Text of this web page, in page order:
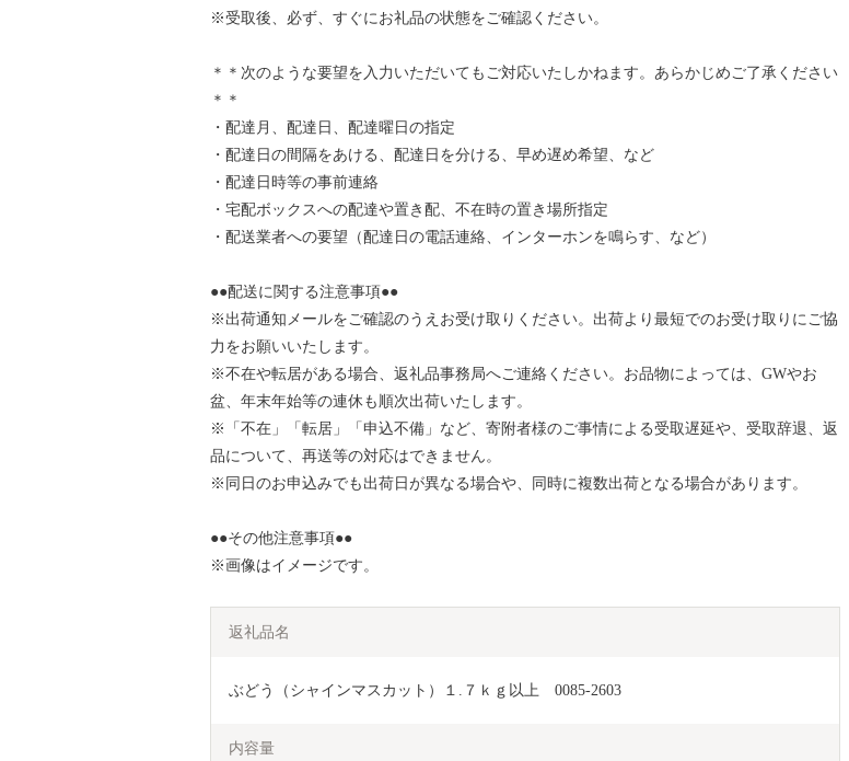
※受取後、必ず、すぐにお礼品の状態をご確認ください。
＊＊次のような要望を入力いただいてもご対応いたしかねます。あらかじめご了承ください
＊＊
・配達月、配達日、配達曜日の指定
・配達日の間隔をあける、配達日を分ける、早め遅め希望、など
・配達日時等の事前連絡
・宅配ボックスへの配達や置き配、不在時の置き場所指定
・配送業者への要望（配達日の電話連絡、インターホンを鳴らす、など）
●●配送に関する注意事項●●
※出荷通知メールをご確認のうえお受け取りください。出荷より最短でのお受け取りにご協
力をお願いいたします。
※不在や転居がある場合、返礼品事務局へご連絡ください。お品物によっては、GWやお
盆、年末年始等の連休も順次出荷いたします。
※「不在」「転居」「申込不備」など、寄附者様のご事情による受取遅延や、受取辞退、返
品について、再送等の対応はできません。
※同日のお申込みでも出荷日が異なる場合や、同時に複数出荷となる場合があります。
●●その他注意事項●●
※画像はイメージです。
返礼品名
ぶどう（シャインマスカット）１.７ｋｇ以上　0085-2603
内容量